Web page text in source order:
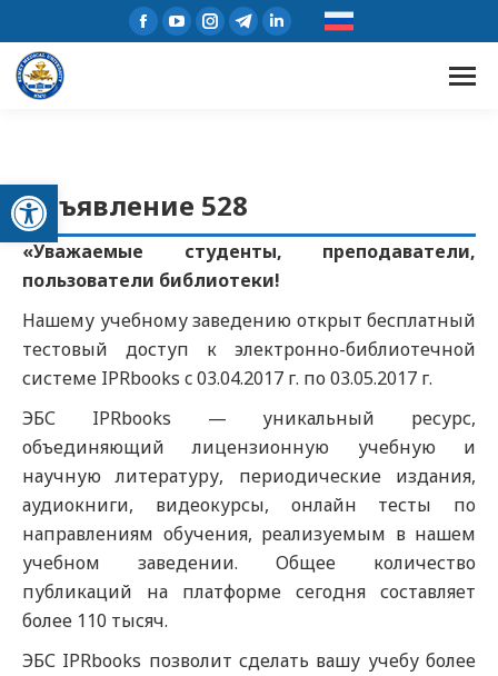
Открыть панель инструментов
Объявление 528
«Уважаемые студенты, преподаватели,
пользователи библиотеки!
Нашему учебному заведению открыт бесплатный
тестовый доступ к электронно-библиотечной
системе IPRbooks c 03.04.2017 г. по 03.05.2017 г.
ЭБС IPRbooks — уникальный ресурс,
объединяющий лицензионную учебную и
научную литературу, периодические издания,
аудиокниги, видеокурсы, онлайн тесты по
направлениям обучения, реализуемым в нашем
учебном заведении. Общее количество
публикаций на платформе сегодня составляет
более 110 тысяч.
ЭБС IPRbooks позволит сделать вашу учебу более